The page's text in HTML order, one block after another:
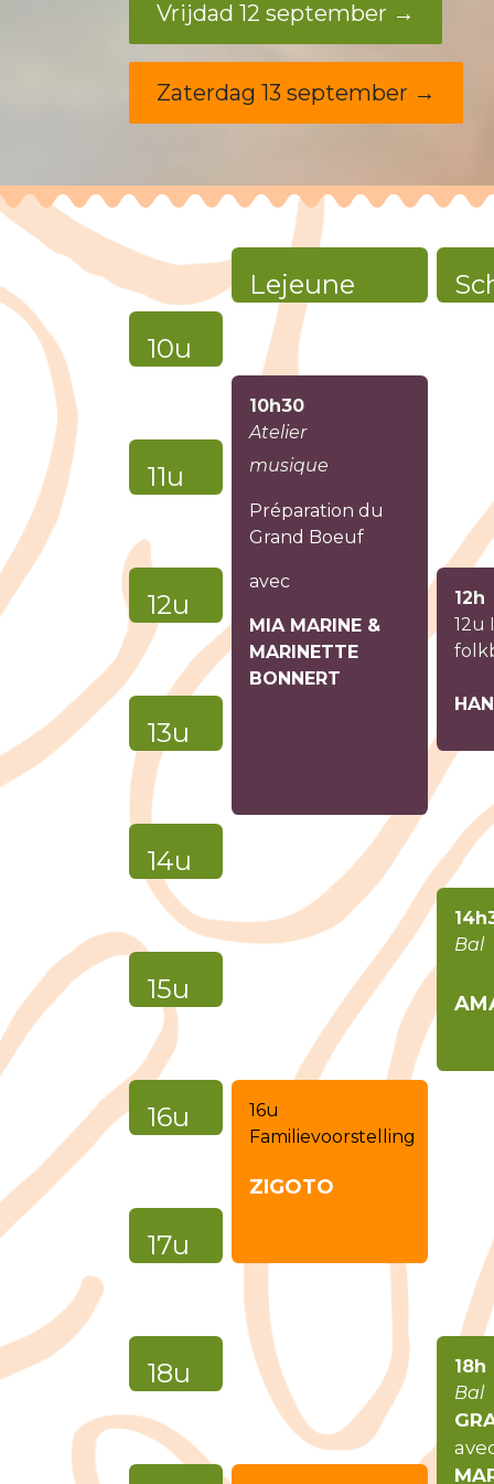
Vrijdad 12 september →
Zaterdag 13 september →
10h30
Atelier
musique
Préparation du
Grand Boeuf
avec
MIA MARINE &
MARINETTE
BONNERT
Lejeune
10u
11u
(Be)
12u
(Be)
13u
(Be)
14u
(Be)
15u
(Be)
16u
(Be)
17u
(Be)
18u
16u
Familievoorstelling
ZIGOTO
Bal
18h
Bal
12h
12u